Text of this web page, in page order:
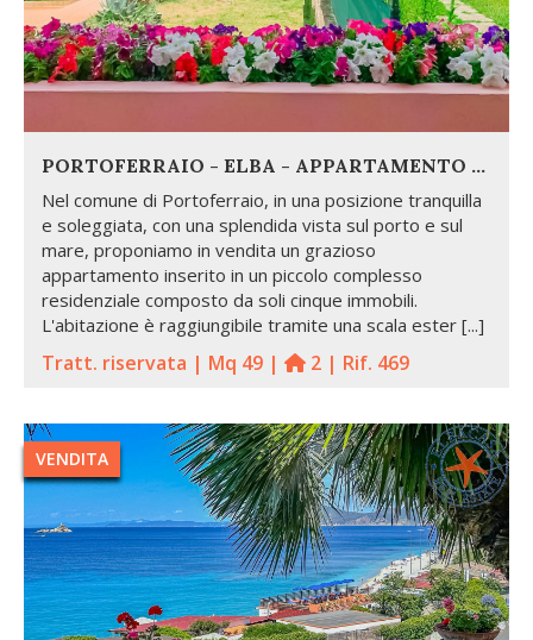
PORTOFERRAIO - ELBA - APPARTAMENTO CON VISTA SU PORTOFERRAIO
Nel comune di Portoferraio, in una posizione tranquilla
e soleggiata, con una splendida vista sul porto e sul
mare, proponiamo in vendita un grazioso
appartamento inserito in un piccolo complesso
residenziale composto da soli cinque immobili.
L'abitazione è raggiungibile tramite una scala ester [...]
Tratt. riservata | Mq 49 | 2 | Rif. 469
VENDITA